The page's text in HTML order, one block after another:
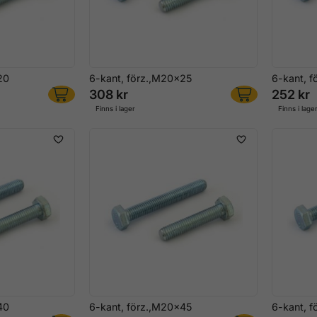
6-kant, förz.,M20x25
308 kr
Finns i lager
6-kant,
252 kr
Finns i lager
6-kant, förz.,M20x45 6-kant,